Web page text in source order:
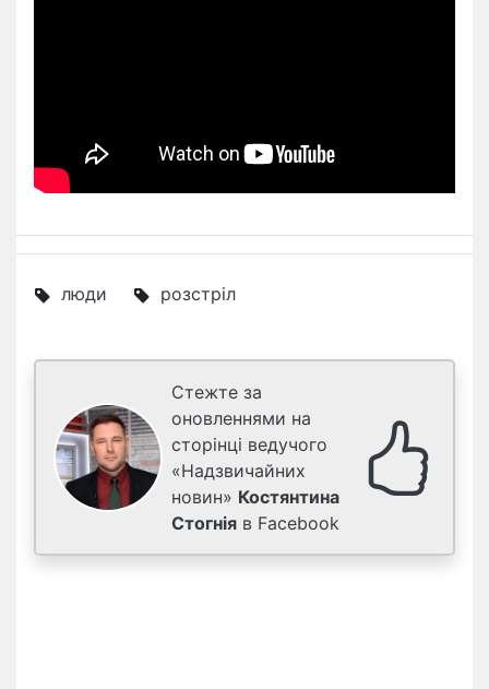
люди розстріл
Стежте за
оновленнями на
сторінці ведучого
«Надзвичайних
новин» Костянтина
Стогнія в Facebook